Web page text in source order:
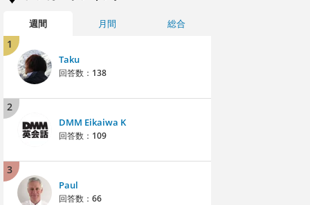
週間 月間 総合
1
Taku
回答数： 138
2
DMM Eikaiwa K
回答数： 109
3
Paul
回答数： 66